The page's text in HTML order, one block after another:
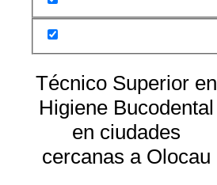
Técnico Superior en
Higiene Bucodental
en ciudades
cercanas a Olocau